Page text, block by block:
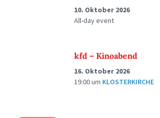
10. Oktober 2026
All-day event
kfd – Kinoabend
16. Oktober 2026
19:00um KLOSTERKIRCHE